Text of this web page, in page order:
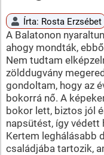
Írta: Rosta Erzsébet
A Balatonon
ahogy mondták,
Nem tudtam
zölddugvány
gondoltam, hogy az
bokorrá nő. A
bokor lett, biztos jól
napsütést, így
Kertem leghálásabb
családjába tartozik,